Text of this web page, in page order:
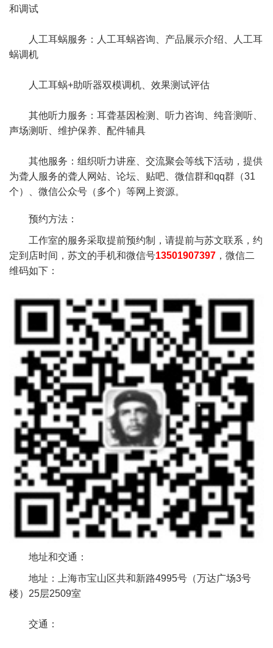
和调试
人工耳蜗服务：人工耳蜗咨询、产品展示介绍、人工耳
蜗调机
人工耳蜗+助听器双模调机、效果测试评估
其他听力服务：耳聋基因检测、听力咨询、纯音测听、
声场测听、维护保养、配件辅具
其他服务：组织听力讲座、交流聚会等线下活动，提供
为聋人服务的聋人网站、论坛、贴吧、微信群和qq群（31
个）、微信公众号（多个）等网上资源。
预约方法：
工作室的服务采取提前预约制，请提前与苏文联系，约
定到店时间，苏文的手机和微信号13501907397 ，微信二
维码如下：
地址和交通：
地址：上海市宝山区共和新路4995号（万达广场3号
楼）25层2509室
交通：